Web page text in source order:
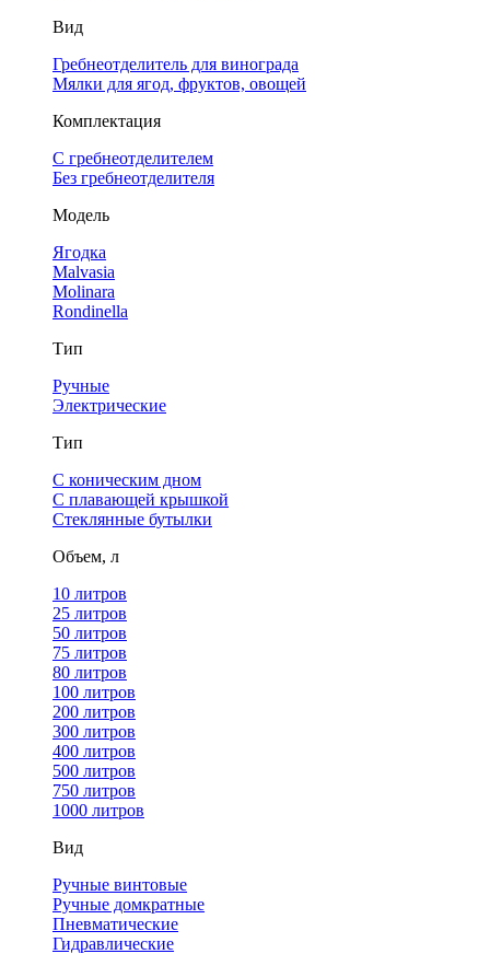
Вид
Гребнеотделитель для винограда
Мялки для ягод, фруктов, овощей
Комплектация
С гребнеотделителем
Без гребнеотделителя
Модель
Ягодка
Malvasia
Molinara
Rondinella
Тип
Ручные
Электрические
Тип
С коническим дном
С плавающей крышкой
Стеклянные бутылки
Объем, л
10 литров
25 литров
50 литров
75 литров
80 литров
100 литров
200 литров
300 литров
400 литров
500 литров
750 литров
1000 литров
Вид
Ручные винтовые
Ручные домкратные
Пневматические
Гидравлические